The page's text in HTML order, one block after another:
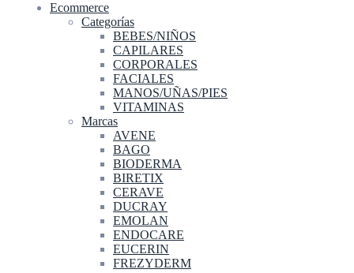
Ecommerce
Categorías
BEBES/NIÑOS
CAPILARES
CORPORALES
FACIALES
MANOS/UÑAS/PIES
VITAMINAS
Marcas
AVENE
BAGO
BIODERMA
BIRETIX
CERAVE
DUCRAY
EMOLAN
ENDOCARE
EUCERIN
FREZYDERM